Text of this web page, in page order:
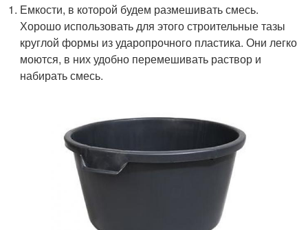
Емкости, в которой будем размешивать смесь.
Хорошо использовать для этого строительные тазы
круглой формы из ударопрочного пластика. Они легко
моются, в них удобно перемешивать раствор и
набирать смесь.